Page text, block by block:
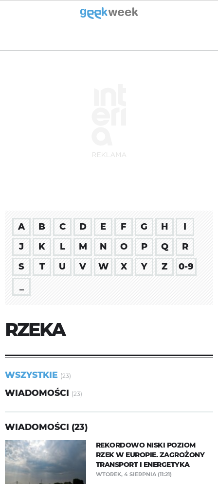
A B C D E F G H
I
J
K L M N O P Q
R
S
T U V W X Y Z
0-9
RZEKA
WSZYSTKIE (23)
WIADOMOŚCI (23)
WIADOMOŚCI (23)
REKORDOWO NISKI POZIOM
RZEK W EUROPIE. ZAGROŻONY
TRANSPORT I ENERGETYKA
WTOREK, 4 SIERPNIA (11:21)